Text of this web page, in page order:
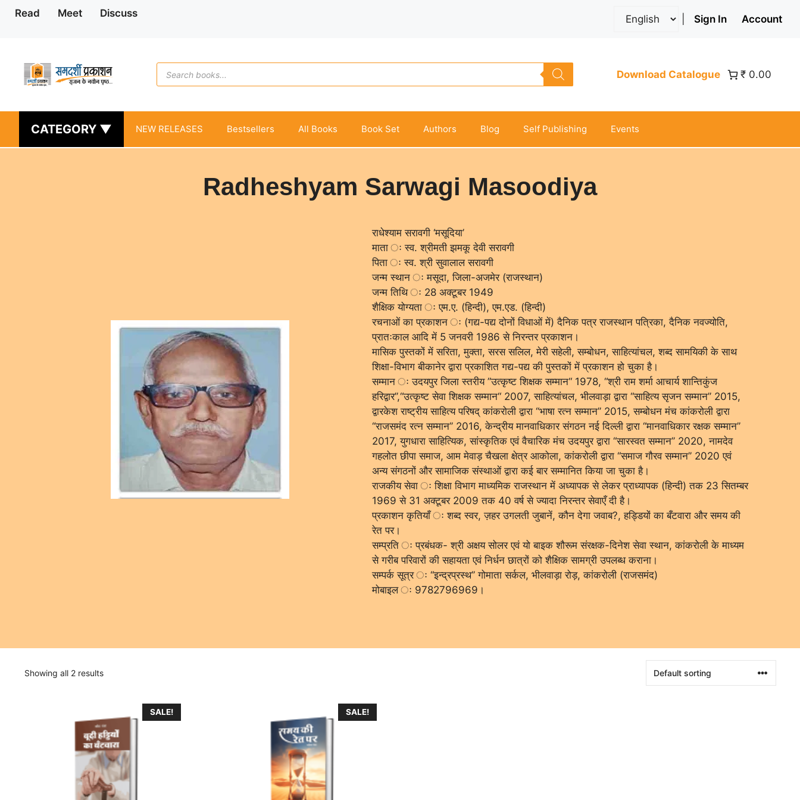
Skip
Read Meet Discuss Sign In Account
Products
search
Download Catalogue ₹ 0.00
CATEGORY ▼ NEW RELEASES Bestsellers All Books Book Set Authors Blog Self Publishing Events
Radheshyam Sarwagi Masoodiya
राधेश्याम सरावगी ‘मसूदिया’
माता ः स्व. श्रीमती झमकू देवी सरावगी
पिता ः स्व. श्री सुवालाल सरावगी
जन्म स्थान ः मसूदा, जिला-अजमेर (राजस्थान)
जन्म तिथि ः 28 अक्टूबर 1949
शैक्षिक योग्यता ः एम.ए. (हिन्दी), एम.एड. (हिन्दी)
रचनाओं का प्रकाशन ः (गद्य-पद्य दोनों विधाओं में) दैनिक पत्र राजस्थान पत्रिका, दैनिक नवज्योति,
प्रातःकाल आदि में 5 जनवरी 1986 से निरन्तर प्रकाशन।
मासिक पुस्तकों में सरिता, मुक्ता, सरस सलिल, मेरी सहेली, सम्बोधन, साहित्यांचल, शब्द सामयिकी के साथ
शिक्षा-विभाग बीकानेर द्वारा प्रकाशित गद्य-पद्य की पुस्तकों में प्रकाशन हो चुका है।
सम्मान ः उदयपुर जिला स्तरीय ”उत्कृष्ट शिक्षक सम्मान“ 1978, “श्री राम शर्मा आचार्य शान्तिकुंज
हरिद्वार’’,“उत्कृष्ट सेवा शिक्षक सम्मान“ 2007, साहित्यांचल, भीलवाड़ा द्वारा ‘‘साहित्य सृजन सम्मान’’ 2015,
द्वारकेश राष्ट्रीय साहित्य परिषद् कांकरोली द्वारा ‘‘भाषा रत्न सम्मान’’ 2015, सम्बोधन मंच कांकरोली द्वारा
‘‘राजसमंद रत्न सम्मान’’ 2016, केन्द्रीय मानवाधिकार संगठन नई दिल्ली द्वारा ‘‘मानवाधिकार रक्षक सम्मान’’
2017, युगधारा साहित्यिक, सांस्कृतिक एवं वैचारिक मंच उदयपुर द्वारा ‘‘सारस्वत सम्मान’’ 2020, नामदेव
गहलोत छीपा समाज, आम मेवाड़ चैखला क्षेत्र आकोला, कांकरोली द्वारा ‘‘समाज गौरव सम्मान’’ 2020 एवं
अन्य संगठनों और सामाजिक संस्थाओं द्वारा कई बार सम्मानित किया जा चुका है।
राजकीय सेवा ः शिक्षा विभाग माध्यमिक राजस्थान में अध्यापक से लेकर प्राध्यापक (हिन्दी) तक 23 सितम्बर
1969 से 31 अक्टूबर 2009 तक 40 वर्ष से ज्यादा निरन्तर सेवाएँ दी है।
प्रकाशन कृतियाँ ः शब्द स्वर, ज़हर उगलती जुबानें, कौन देगा जवाब?, हड्डियों का बँटवारा और समय की
रेत पर।
सम्प्रति ः प्रबंधक- श्री अक्षय सोलर एवं यो बाइक शौरूम संरक्षक-दिनेश सेवा स्थान, कांकरोली के माध्यम
से गरीब परिवारों की सहायता एवं निर्धन छात्रों को शैक्षिक सामग्री उपलब्ध कराना।
सम्पर्क सूत्र ः ‘‘इन्द्रप्रस्थ’’ गोमाता सर्कल, भीलवाड़ा रोड़, कांकरोली (राजसमंद)
मोबाइल ः 9782796969।
Showing all 2 results
SALE! SALE!